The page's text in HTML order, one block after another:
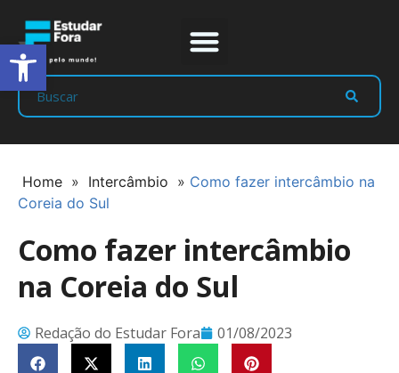
Home » Intercâmbio » Como fazer intercâmbio na
Coreia do Sul
Como fazer intercâmbio
na Coreia do Sul
Redação do Estudar Fora 01/08/2023
Abrir a barra de ferramentas